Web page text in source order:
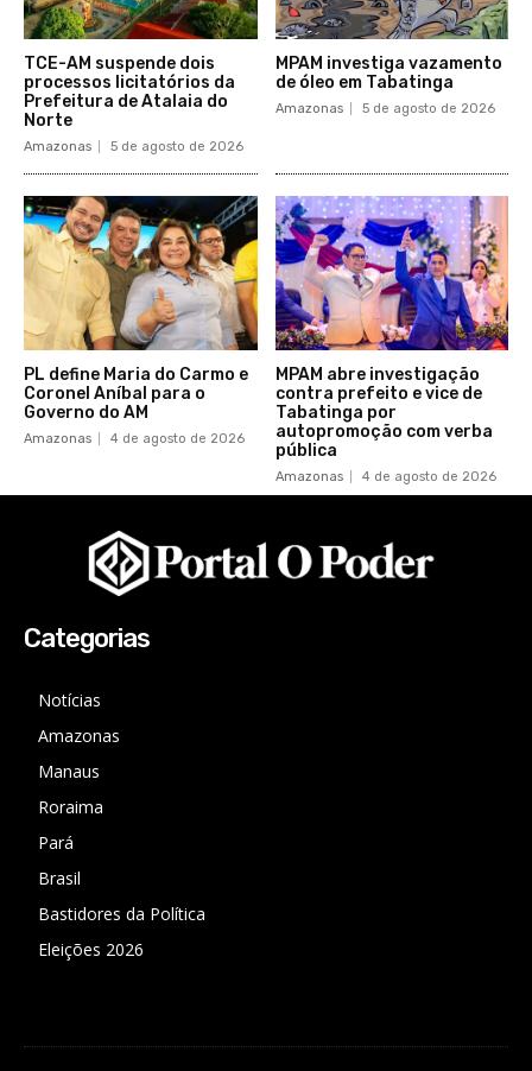
TCE-AM suspende dois
processos licitatórios da
Prefeitura de Atalaia do
Norte
Amazonas 5 de agosto de 2026
MPAM investiga vazamento
de óleo em Tabatinga
Amazonas 5 de agosto de 2026
PL define Maria do Carmo e
Coronel Aníbal para o
Governo do AM
Amazonas 4 de agosto de 2026
MPAM abre investigação
contra prefeito e vice de
Tabatinga por
autopromoção com verba
pública
Amazonas 4 de agosto de 2026
Categorias
Notícias
Amazonas
Manaus
Roraima
Pará
Brasil
Bastidores da Política
Eleições 2026